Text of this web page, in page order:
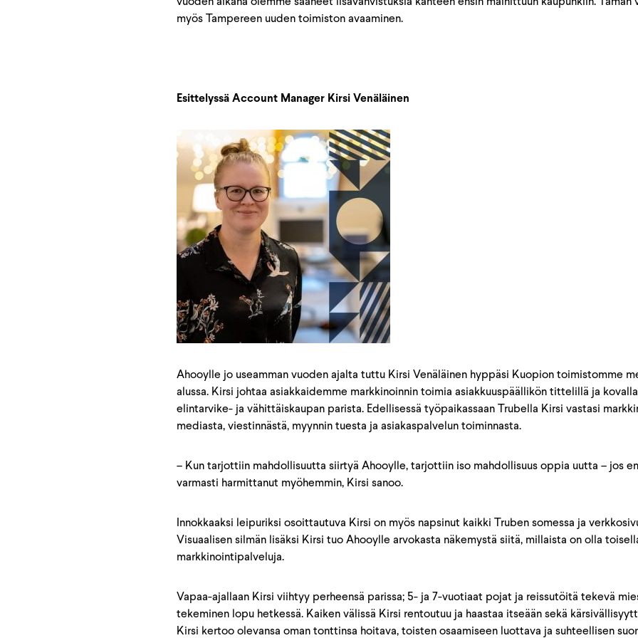
myös Tampereen uuden toimiston avaaminen.
Esittelyssä Account Manager Kirsi Venäläinen
Ahooylle jo useamman vuoden ajalta tuttu Kirsi Venäläinen hyppäsi Kuopion toimistomme
alussa. Kirsi johtaa asiakkaidemme markkinoinnin toimia asiakkuuspäällikön tittelillä ja
elintarvike- ja vähittäiskaupan parista. Edellisessä työpaikassaan Trubella Kirsi vastasi
mediasta, viestinnästä, myynnin tuesta ja asiakaspalvelun toiminnasta.
– Kun tarjottiin mahdollisuutta siirtyä Ahooylle, tarjottiin iso mahdollisuus oppia uutta – jos
varmasti harmittanut myöhemmin, Kirsi sanoo.
Innokkaaksi leipuriksi osoittautuva Kirsi on myös napsinut kaikki Truben somessa ja
Visuaalisen silmän lisäksi Kirsi tuo Ahooylle arvokasta näkemystä siitä, millaista on olla
markkinointipalveluja.
Vapaa-ajallaan Kirsi viihtyy perheensä parissa; 5- ja 7-vuotiaat pojat ja reissutöitä tekevä
tekeminen lopu hetkessä. Kaiken välissä Kirsi rentoutuu ja haastaa itseään sekä
Kirsi kertoo olevansa oman tonttinsa hoitava, toisten osaamiseen luottava ja suhteellisen